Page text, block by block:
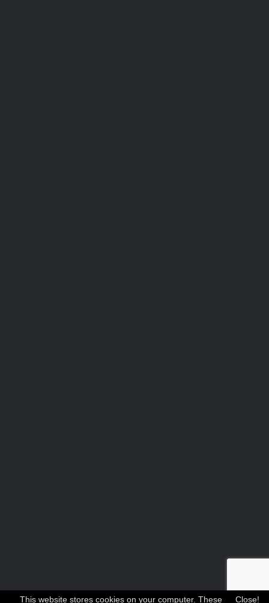
Close!
This website stores cookies on your computer. These